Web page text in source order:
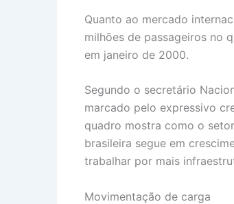
Quanto ao mercado
milhões de passageiros no
em janeiro de 2000.
Segundo o secretário
marcado pelo expressivo
quadro mostra como o
brasileira segue em
trabalhar por mais
Movimentação de carga